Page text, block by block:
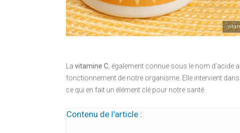
La vitamine C , également connue sous le nom
fonctionnement de notre organisme. Elle intervient
ce qui en fait un élément clé pour notre santé.
Contenu de l'article :